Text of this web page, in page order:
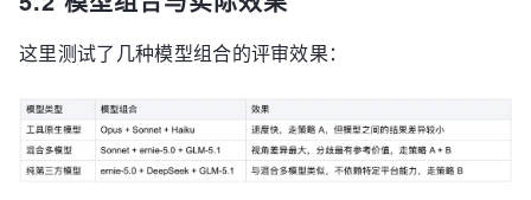
这里测试了几种模型组合的评审效果：